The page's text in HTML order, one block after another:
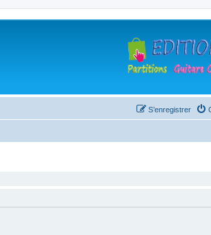
S’enregistrer